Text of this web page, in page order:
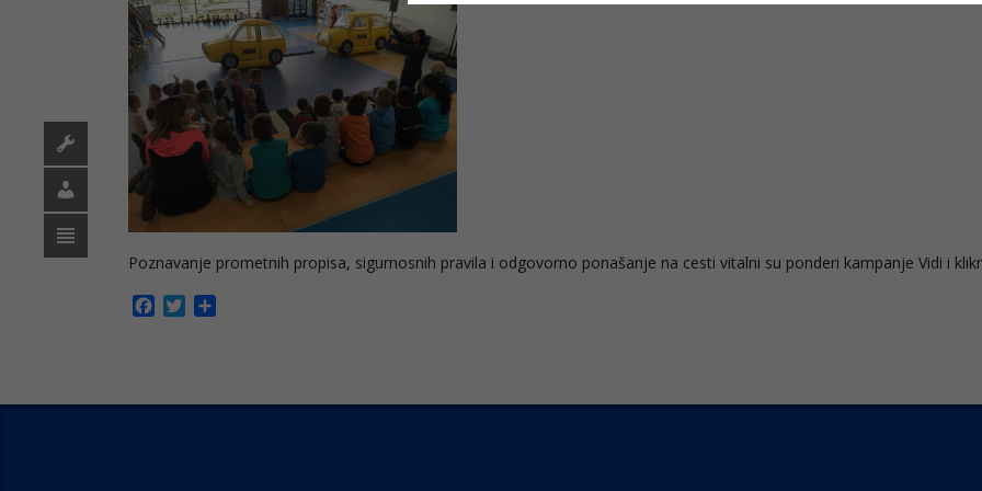
Poznavanje prometnih propisa, sigurnosnih pravila i odgovorno ponašanje na cesti vitalni su ponderi kampanje Vidi i
Facebook
Twitter